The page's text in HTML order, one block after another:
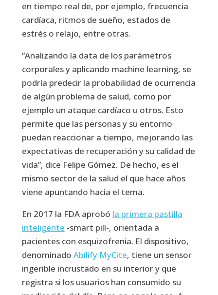
en tiempo real de, por ejemplo, frecuencia
cardíaca, ritmos de sueño, estados de
estrés o relajo, entre otras.
“Analizando la data de los parámetros
corporales y aplicando machine learning, se
podría predecir la probabilidad de ocurrencia
de algún problema de salud, como por
ejemplo un ataque cardíaco u otros. Esto
permite que las personas y su entorno
puedan reaccionar a tiempo, mejorando las
expectativas de recuperación y su calidad de
vida”, dice Felipe Gómez. De hecho, es el
mismo sector de la salud el que hace años
viene apuntando hacia el tema.
En 2017 la FDA aprobó la primera pastilla
inteligente -smart pill-, orientada a
pacientes con esquizofrenia. El dispositivo,
denominado Abilify MyCite, tiene un sensor
ingerible incrustado en su interior y que
registra si los usuarios han consumido su